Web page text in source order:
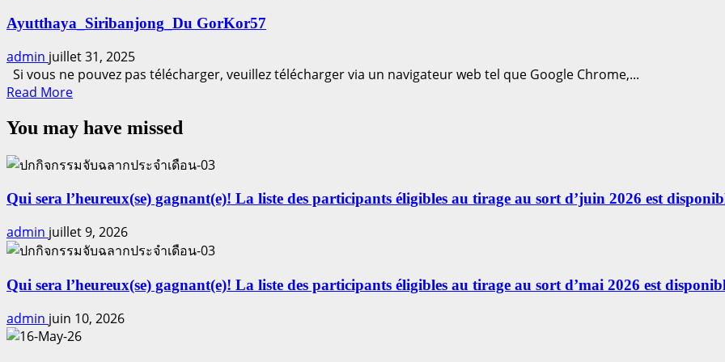
Dui,
au
jasmin
Ayutthaya_Siribanjong_Du GorKor57
admin juillet 31, 2025
Si vous ne pouvez pas télécharger, veuillez télécharger via un navigateur web tel que Google Chrome,...
Read MoreRead
about
GorKor57
You may have missed
Qui sera l’heureux(se) gagnant(e)! La liste des participants éligibles au tirage au sort d’juin 2026 est
admin juillet 9, 2026
Qui sera l’heureux(se) gagnant(e)! La liste des participants éligibles au tirage au sort d’mai 2026 est
admin juin 10, 2026